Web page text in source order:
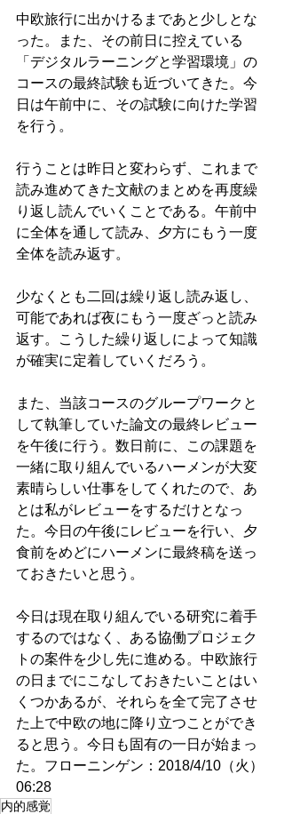
中欧旅行に出かけるまであと少しとな
った。また、その前日に控えている
「デジタルラーニングと学習環境」の
コースの最終試験も近づいてきた。今
日は午前中に、その試験に向けた学習
を行う。
行うことは昨日と変わらず、これまで
読み進めてきた文献のまとめを再度繰
り返し読んでいくことである。午前中
に全体を通して読み、夕方にもう一度
全体を読み返す。
少なくとも二回は繰り返し読み返し、
可能であれば夜にもう一度ざっと読み
返す。こうした繰り返しによって知識
が確実に定着していくだろう。
また、当該コースのグループワークと
して執筆していた論文の最終レビュー
を午後に行う。数日前に、この課題を
一緒に取り組んでいるハーメンが大変
素晴らしい仕事をしてくれたので、あ
とは私がレビューをするだけとなっ
た。今日の午後にレビューを行い、夕
食前をめどにハーメンに最終稿を送っ
ておきたいと思う。
今日は現在取り組んでいる研究に着手
するのではなく、ある協働プロジェク
トの案件を少し先に進める。中欧旅行
の日までにこなしておきたいことはい
くつかあるが、それらを全て完了させ
た上で中欧の地に降り立つことができ
ると思う。今日も固有の一日が始まっ
た。フローニンゲン：2018/4/10（火）
06:28
内的感覚